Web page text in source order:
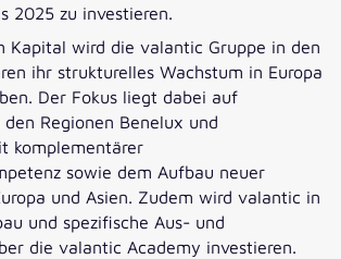
2025 zu investieren.
Kapital wird die valantic Gruppe in den
ihr strukturelles Wachstum in Europa
Der Fokus liegt dabei auf
Regionen Benelux und
komplementärer
sowie dem Aufbau neuer
und Asien. Zudem wird valantic in
und spezifische Aus- und
die valantic Academy investieren.